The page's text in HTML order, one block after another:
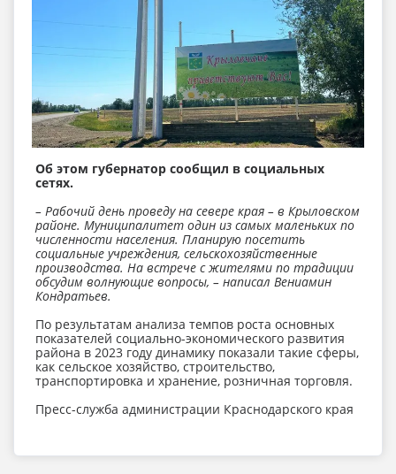
Об этом губернатор сообщил в социальных
сетях.
– Рабочий день проведу на севере края – в Крыловском
районе. Муниципалитет один из самых маленьких по
численности населения. Планирую посетить
социальные учреждения, сельскохозяйственные
производства. На встрече с жителями по традиции
обсудим волнующие вопросы, – написал Вениамин
Кондратьев.
По результатам анализа темпов роста основных
показателей социально-экономического развития
района в 2023 году динамику показали такие сферы,
как сельское хозяйство, строительство,
транспортировка и хранение, розничная торговля.
Пресс-служба администрации Краснодарского края